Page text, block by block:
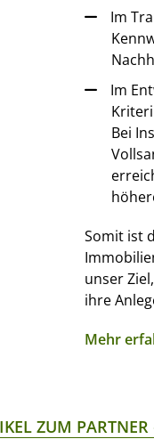
Im
Im
Bei
Somit ist
unser
ihre
Mehr
ZUM